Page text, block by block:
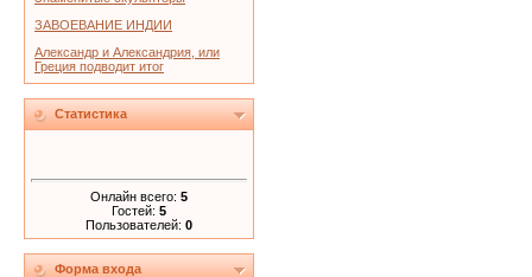
ЗАВОЕВАНИЕ ИНДИИ
Александр и Александрия, или
Греция подводит итог
Статистика
Онлайн всего: 5
Гостей: 5
Пользователей: 0
Форма входа